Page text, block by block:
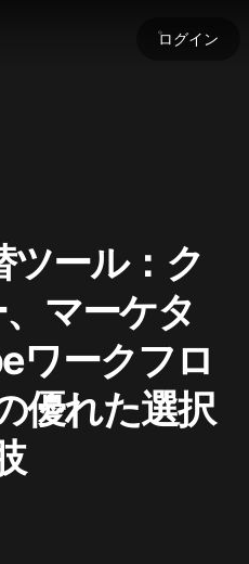
ログイン
ツール：ク
マーケタ
ワークフロ
優れた選択